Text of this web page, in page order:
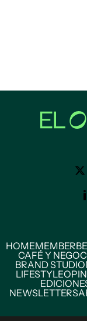
HOMEMEMBER
CAFÉ Y
BRAND STUDIO
LIFESTYLE
NEWSLETTERS